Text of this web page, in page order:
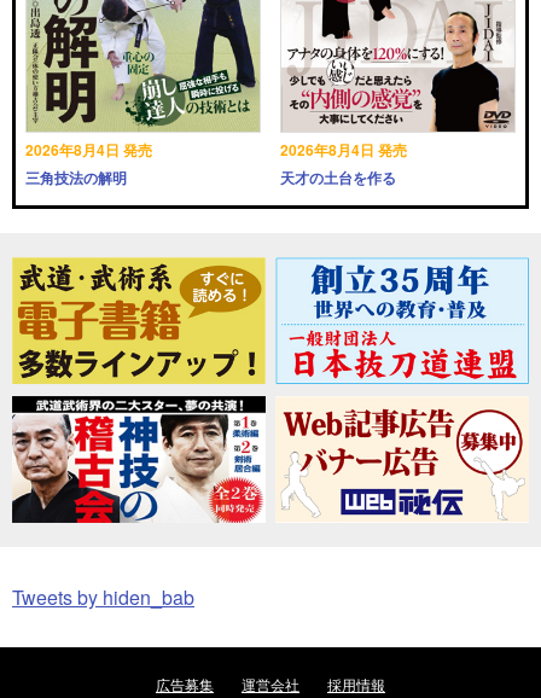
2026年8月4日 発売
三角技法の解明
2026年8月4日 発売
天才の土台を作る
Tweets by hiden_bab
広告募集 運営会社
採用情報